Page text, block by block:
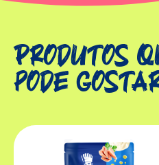
Produtos
pode